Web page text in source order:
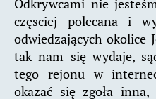
Odkrywcami nie
częsciej polecana i
odwiedzających okolice
tak nam się wydaje,
tego rejonu w
okazać się zgoła